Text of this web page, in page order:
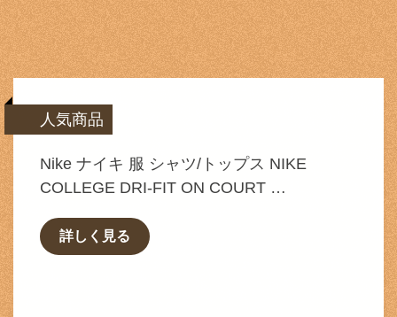
人気商品
Nike ナイキ 服 シャツ/トップス NIKE
COLLEGE DRI-FIT ON COURT …
詳しく見る